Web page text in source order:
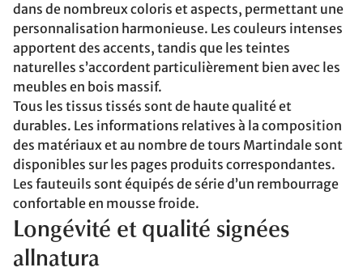
dans de nombreux coloris et aspects, permettant une
personnalisation harmonieuse. Les couleurs intenses
apportent des accents, tandis que les teintes
naturelles s’accordent particulièrement bien avec les
meubles en bois massif.
Tous les tissus tissés sont de haute qualité et
durables. Les informations relatives à la composition
des matériaux et au nombre de tours Martindale sont
disponibles sur les pages produits correspondantes.
Les fauteuils sont équipés de série d’un rembourrage
confortable en mousse froide.
Longévité et qualité signées
allnatura